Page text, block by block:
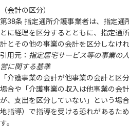
（会計の区分）
第38条 指定通所介護事業者は、指定通
とに経理を区分するとともに、指定通
計とその他の事業の会計を区分しなけれ
引用元： 指定居宅サービス等の事業の
営に関する基準
「介護事業の会計が他事業の会計と区
場合や「介護事業の収入は他事業の会
が、支出を区分していない」という場
地指導）で指導を受ける恐れがあるた
す。